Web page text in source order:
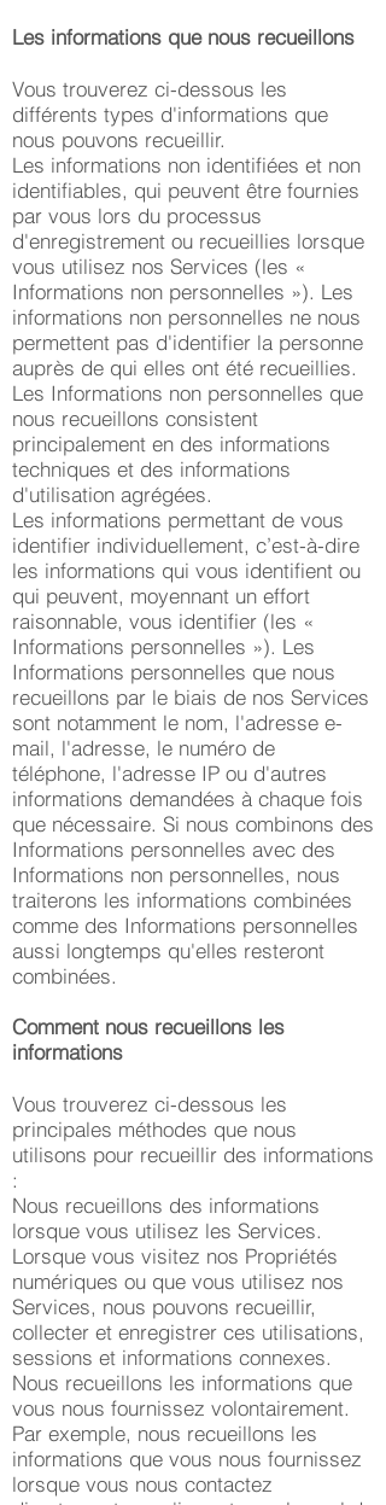
Les informations que nous recueillons
Vous trouverez ci-dessous les
différents types d'informations que
nous pouvons recueillir.
Les informations non identifiées et non
identifiables, qui peuvent être fournies
par vous lors du processus
d'enregistrement ou recueillies lorsque
vous utilisez nos Services (les «
Informations non personnelles »). Les
informations non personnelles ne nous
permettent pas d'identifier la personne
auprès de qui elles ont été recueillies.
Les Informations non personnelles que
nous recueillons consistent
principalement en des informations
techniques et des informations
d'utilisation agrégées.
Les informations permettant de vous
identifier individuellement, c’est-à-dire
les informations qui vous identifient ou
qui peuvent, moyennant un effort
raisonnable, vous identifier (les «
Informations personnelles »). Les
Informations personnelles que nous
recueillons par le biais de nos Services
sont notamment le nom, l'adresse e-
mail, l'adresse, le numéro de
téléphone, l'adresse IP ou d'autres
informations demandées à chaque fois
que nécessaire. Si nous combinons des
Informations personnelles avec des
Informations non personnelles, nous
traiterons les informations combinées
comme des Informations personnelles
aussi longtemps qu'elles resteront
combinées.
Comment nous recueillons les
informations
Vous trouverez ci-dessous les
principales méthodes que nous
utilisons pour recueillir des informations
:
Nous recueillons des informations
lorsque vous utilisez les Services.
Lorsque vous visitez nos Propriétés
numériques ou que vous utilisez nos
Services, nous pouvons recueillir,
collecter et enregistrer ces utilisations,
sessions et informations connexes.
Nous recueillons les informations que
vous nous fournissez volontairement.
Par exemple, nous recueillons les
informations que vous nous fournissez
lorsque vous nous contactez